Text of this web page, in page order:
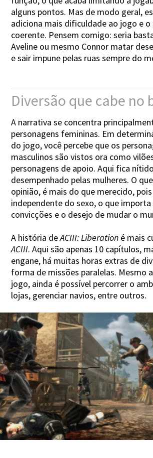
alguns pontos. Mas de modo geral,
adiciona mais dificuldade ao jogo e o
coerente. Pensem comigo: seria
Aveline ou mesmo Connor matar
e sair impune pelas ruas sempre do
Diversão que cabe no
A narrativa se concentra
personagens femininas. Em
do jogo, você percebe que os
masculinos são vistos ora como
personagens de apoio. Aqui fica
desempenhado pelas mulheres. O
opinião, é mais do que merecido,
independente do sexo, o que importa
convicções e o desejo de mudar o
A história deACIII: Liberation é mais
ACIII. Aqui são apenas 10 capítulos,
engane, há muitas horas extras de
forma de missões paralelas. Mesmo
jogo, ainda é possível percorrer o
lojas, gerenciar navios, entre outros.